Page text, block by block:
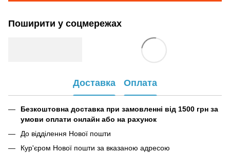
Поширити у соцмережах
Доставка Оплата
Безкоштовна доставка при замовленні від 1500 грн за
умови оплати онлайн або на рахунок
До відділення Нової пошти
Кур'єром Нової пошти за вказаною адресою